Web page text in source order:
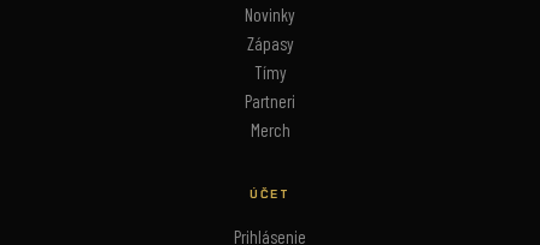
Novinky
Zápasy
Tímy
Partneri
Merch
ÚČET
Prihlásenie